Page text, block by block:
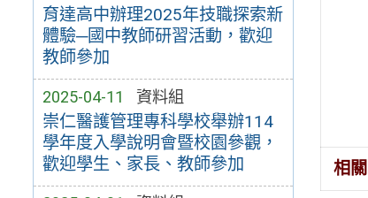
育達高中辦理2025年技職探索新
體驗─國中教師研習活動，歡迎
教師參加
2025-04-11 資料組
崇仁醫護管理專科學校舉辦114
學年度入學說明會暨校園參觀，
歡迎學生、家長、教師參加
相